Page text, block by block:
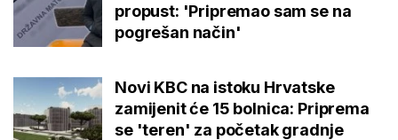
propust: 'Pripremao sam se na
pogrešan način'
Novi KBC na istoku Hrvatske
zamijenit će 15 bolnica: Priprema
se 'teren' za početak gradnje